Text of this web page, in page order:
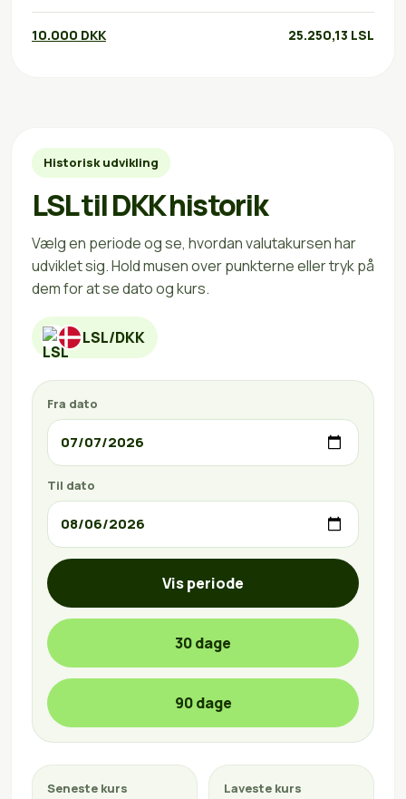
10.000 DKK 25.250,13 LSL
Historisk udvikling
LSL til DKK historik
Vælg en periode og se, hvordan valutakursen har
udviklet sig. Hold musen over punkterne eller tryk på
dem for at se dato og kurs.
LSL/DKK
Fra dato
Til dato
Vis periode
30 dage
90 dage
Seneste kurs Laveste kurs